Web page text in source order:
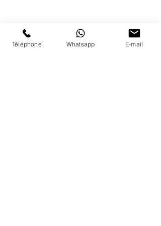
PAIEMENTS ACCEPTÉS
Téléphone Whatsapp E-mail